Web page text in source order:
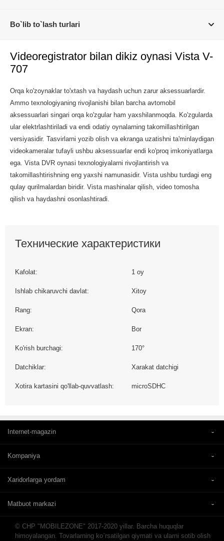
Bo`lib to`lash turlari
Videoregistrator bilan dikiz oynasi Vista V-
707
Orqa ko'zoynaklar to'xtash va haydash uchun zarur aksessuarlardir.
Ammo texnologiyaning rivojlanishi bilan barcha avtomobil
aksessuarlari singari orqa ko'zgular ham yaxshilanmoqda. Ko'zgularda
ular elektrlashtiriladi va endi odatiy oynalarning takomillashtirilgan
versiyasidir. Tasvirlarni yozib olish va ekranga uzatishni ta'minlaydigan
videokameralar tufayli ushbu aksessuarlar endi ko'proq imkoniyatlarga
ega. Vista DVR oynasi texnologiyalarni rivojlantirish va
takomillashtirishning eng yaxshi namunasidir. Vista ushbu turdagi eng
qulay qurilmalardan biridir. Vista mashinalar qilish, video tomosha
qilish va haydashni osonlashtiradi.
Технические характеристики
Kafolat: 1 oy
Ishlab chikaruvchi davlat: Xitoy
Rang: Qora
Ekran: Bor
Ko'rish burchagi: 170°
Datchiklar: Xarakat datchigi
Xotira kartasini qo'llab-quvvatlash: microSDHC
Internet-magazin
Kompaniya
Xaridorlarga yordam
Matbuot markazi
© CHP "MOBILEZONE" 2017-2020 yillar. Barcha huquqlar
himoyalangan. Tovarlarning ko`rsatilgan qiymati va ularni sotib olish